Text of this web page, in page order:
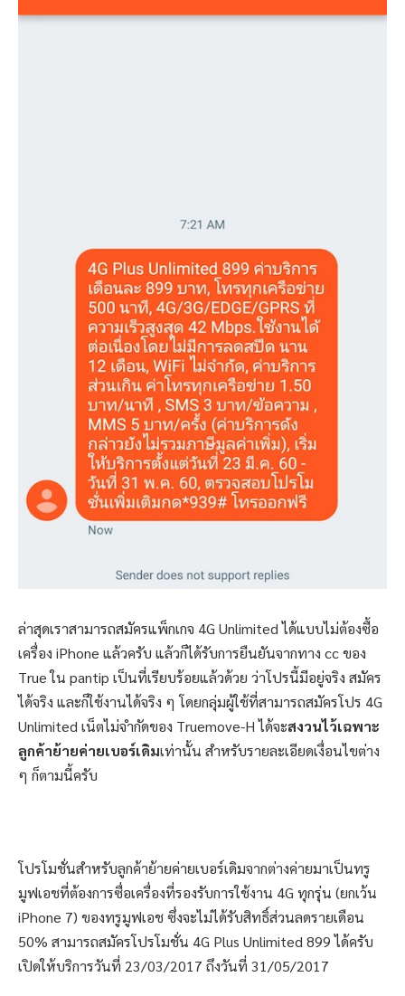
ล่าสุดเราสามารถสมัครแพ็กเกจ 4G Unlimited ได้แบบไม่ต้องซื้อ
เครื่อง iPhone แล้วครับ แล้วก็ได้รับการยืนยันจากทาง cc ของ
True ใน pantip เป็นที่เรียบร้อยแล้วด้วย ว่าโปรนี้มีอยู่จริง สมัคร
ได้จริง และก็ใช้งานได้จริง ๆ โดยกลุ่มผู้ใช้ที่สามารถสมัครโปร 4G
Unlimited เน็ตไม่จำกัดของ Truemove-H ได้จะสงวนไว้เฉพาะ
ลูกค้าย้ายค่ายเบอร์เดิมเท่านั้น สำหรับรายละเอียดเงื่อนไขต่าง
ๆ ก็ตามนี้ครับ
โปรโมชั่นสำหรับลูกค้าย้ายค่ายเบอร์เดิมจากต่างค่ายมาเป็นทรู
มูฟเอชที่ต้องการซื่อเครื่องที่รองรับการใช้งาน 4G ทุกรุ่น (ยกเว้น
iPhone 7) ของทรูมูฟเอช ซึ่งจะไม่ได้รับสิทธิ์ส่วนลดรายเดือน
50% สามารถสมัครโปรโมชั่น 4G Plus Unlimited 899 ได้ครับ
เปิดให้บริการวันที่ 23/03/2017 ถึงวันที่ 31/05/2017